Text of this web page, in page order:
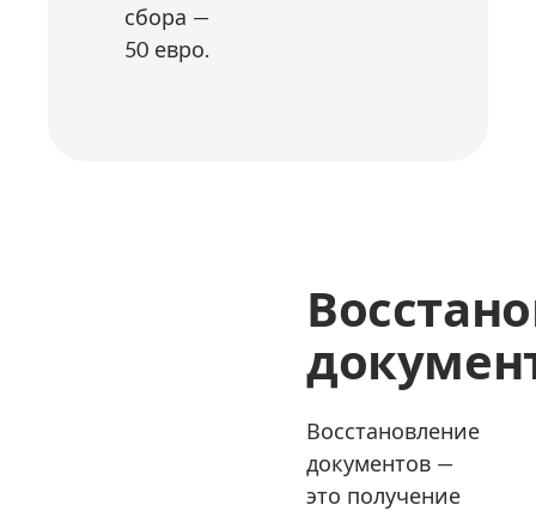
сбора —
50 евро.
Восстановление
документов —
это получение